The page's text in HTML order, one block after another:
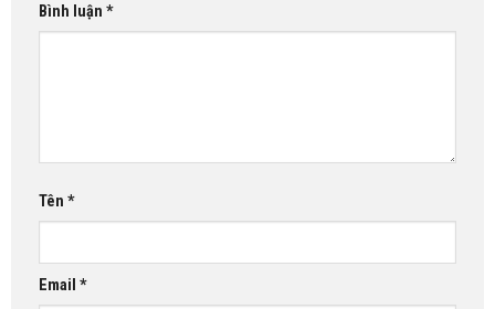
Bình luận *
Tên *
Email *